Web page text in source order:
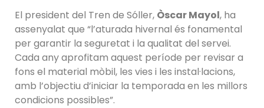
El president del Tren de Sóller, Òscar Mayol, ha
assenyalat que “l’aturada hivernal és fonamental
per garantir la seguretat i la qualitat del servei.
Cada any aprofitam aquest període per revisar a
fons el material mòbil, les vies i les instal·lacions,
amb l’objectiu d’iniciar la temporada en les millors
condicions possibles”.